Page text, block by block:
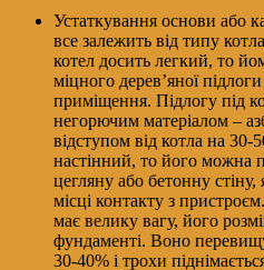
Устаткування основи або
все залежить від типу
котел досить легкий, то
міцного дерев’яної підлоги
приміщення. Підлогу під
негорючим матеріалом –
відступом від котла на
настінний, то його можна
цегляну або бетонну
місці контакту з
має велику вагу, його
фундаменті. Воно
30-40% і трохи